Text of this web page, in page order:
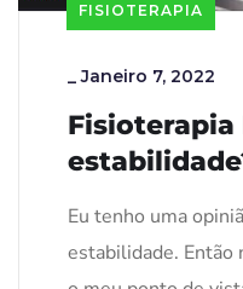
FISIOTERAPIA
_Janeiro 7, 2022
Fisioterapia
Eu tenho uma
estabilidade. Então